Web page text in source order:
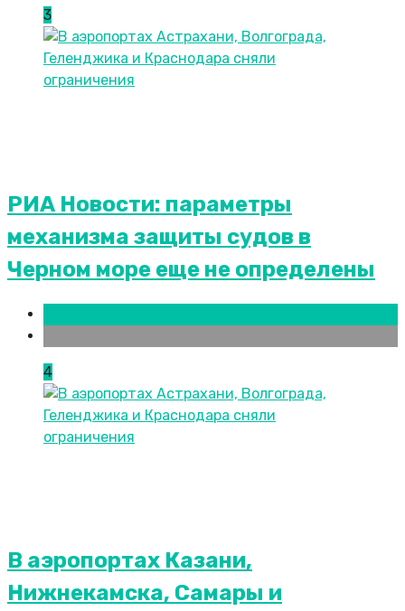
3
РИА Новости: параметры
механизма защиты судов в
Черном море еще не определены
4
В аэропортах Казани,
Нижнекамска, Самары и